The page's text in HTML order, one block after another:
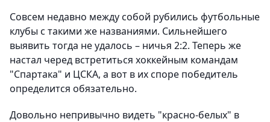
Совсем недавно между собой рубились футбольные
клубы с такими же названиями. Сильнейшего
выявить тогда не удалось – ничья 2:2. Теперь же
настал черед встретиться хоккейным командам
"Спартака" и ЦСКА, а вот в их споре победитель
определится обязательно.
Довольно непривычно видеть "красно-белых" в